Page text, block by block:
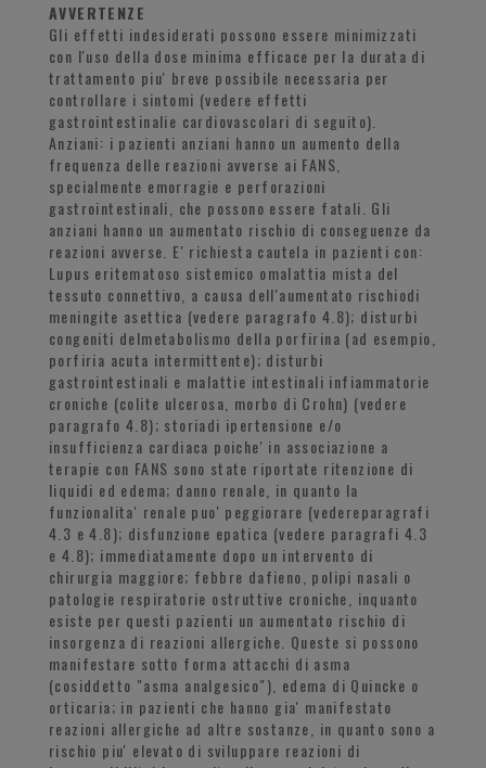
AVVERTENZE
Gli effetti indesiderati possono essere minimizzati
con l'uso della dose minima efficace per la durata di
trattamento piu' breve possibile necessaria per
controllare i sintomi (vedere effetti
gastrointestinalie cardiovascolari di seguito).
Anziani: i pazienti anziani hanno un aumento della
frequenza delle reazioni avverse ai FANS,
specialmente emorragie e perforazioni
gastrointestinali, che possono essere fatali. Gli
anziani hanno un aumentato rischio di conseguenze da
reazioni avverse. E' richiesta cautela in pazienti con:
Lupus eritematoso sistemico omalattia mista del
tessuto connettivo, a causa dell'aumentato rischiodi
meningite asettica (vedere paragrafo 4.8); disturbi
congeniti delmetabolismo della porfirina (ad esempio,
porfiria acuta intermittente); disturbi
gastrointestinali e malattie intestinali infiammatorie
croniche (colite ulcerosa, morbo di Crohn) (vedere
paragrafo 4.8); storiadi ipertensione e/o
insufficienza cardiaca poiche' in associazione a
terapie con FANS sono state riportate ritenzione di
liquidi ed edema; danno renale, in quanto la
funzionalita' renale puo' peggiorare (vedereparagrafi
4.3 e 4.8); disfunzione epatica (vedere paragrafi 4.3
e 4.8); immediatamente dopo un intervento di
chirurgia maggiore; febbre dafieno, polipi nasali o
patologie respiratorie ostruttive croniche, inquanto
esiste per questi pazienti un aumentato rischio di
insorgenza di reazioni allergiche. Queste si possono
manifestare sotto forma attacchi di asma
(cosiddetto "asma analgesico"), edema di Quincke o
orticaria; in pazienti che hanno gia' manifestato
reazioni allergiche ad altre sostanze, in quanto sono a
rischio piu' elevato di sviluppare reazioni di